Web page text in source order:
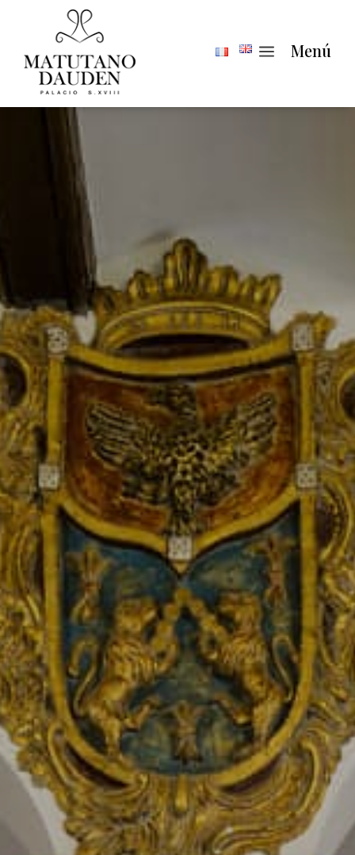
a Menú